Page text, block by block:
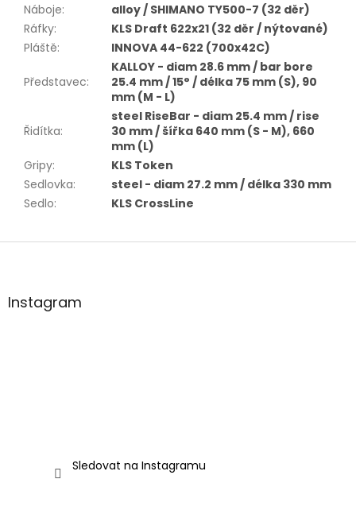
Náboje:
alloy / SHIMANO TY500-7 (32 děr)
Ráfky:
KLS Draft 622x21 (32 děr / nýtované)
Pláště: INNOVA 44-622 (700x42C)
Představec:
KALLOY - diam 28.6 mm / bar bore
25.4 mm / 15° / délka 75 mm (S), 90
mm (M - L)
Řidítka:
steel RiseBar - diam 25.4 mm / rise
30 mm / šířka 640 mm (S - M), 660
mm (L)
Gripy:
KLS Token
Sedlovka:
steel - diam 27.2 mm / délka 330 mm
Sedlo: KLS CrossLine
Z
aInstagram
Sledovat na Instagramu